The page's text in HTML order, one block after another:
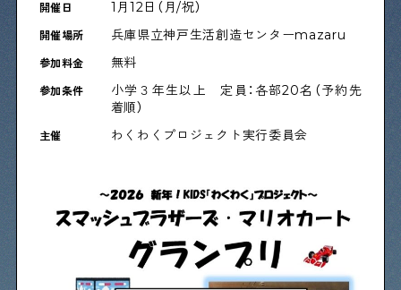
今夜、下町で
下町の飲み歩き日記です
下町くらし不動産
物件情報やリノベーション事例を紹介します
下町日記
下町に暮らす人たちに日記を書いてもらいました
開催日 1月12日（月/祝）
開催場所 兵庫県立神戸生活創造センターmazaru
参加料金 無料
参加条件
小学３年生以上 定員：各部20名（予約先
着順）
主催 わくわくプロジェクト実行委員会